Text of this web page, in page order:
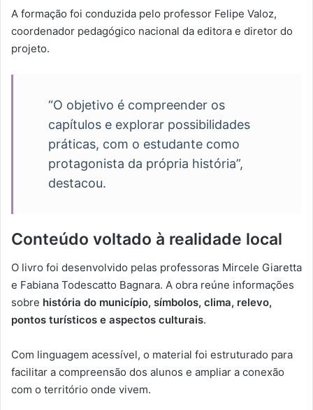
A formação foi conduzida pelo professor Felipe Valoz,
coordenador pedagógico nacional da editora e diretor do
projeto.
“O objetivo é compreender os
capítulos e explorar possibilidades
práticas, com o estudante como
protagonista da própria história”,
destacou.
Conteúdo voltado à realidade local
O livro foi desenvolvido pelas professoras Mircele Giaretta
e Fabiana Todescatto Bagnara. A obra reúne informações
sobre história do município, símbolos, clima, relevo,
pontos turísticos e aspectos culturais.
Com linguagem acessível, o material foi estruturado para
facilitar a compreensão dos alunos e ampliar a conexão
com o território onde vivem.